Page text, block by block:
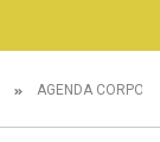
AGENDA